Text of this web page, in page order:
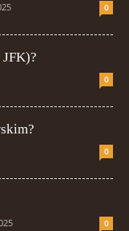
0
0
0
0